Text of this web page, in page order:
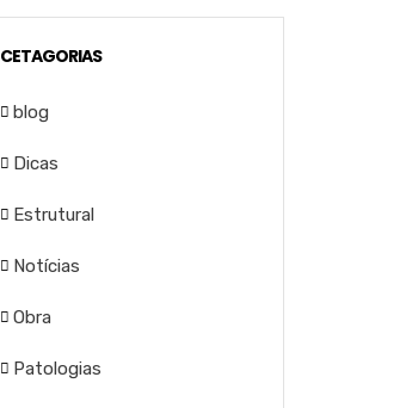
CETAGORIAS
blog
Dicas
Estrutural
Notícias
Obra
Patologias